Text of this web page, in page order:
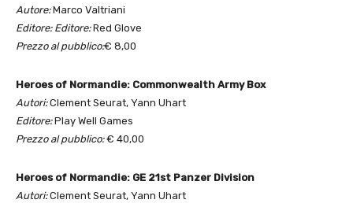
Autore:Marco Valtriani
Editore: Editore:Red Glove
Prezzo al pubblico:€ 8,00
Heroes of Normandie: Commonwealth Army Box
Autori:Clement Seurat, Yann Uhart
Editore:Play Well Games
Prezzo al pubblico:€ 40,00
Heroes of Normandie: GE 21st Panzer Division
Autori:Clement Seurat, Yann Uhart